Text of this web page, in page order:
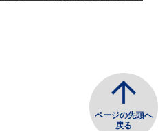
ページの先頭へ
戻る